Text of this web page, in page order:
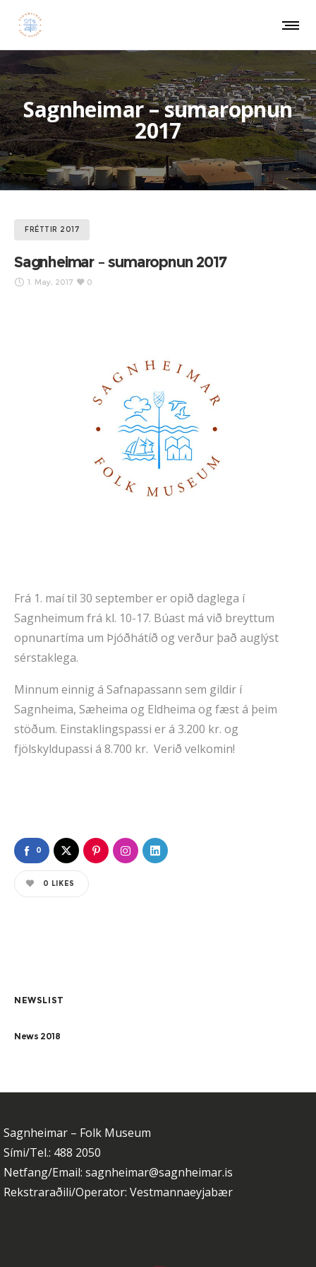
Sagnheimar – sumaropnun
2017
FRÉTTIR 2017
Sagnheimar – sumaropnun 2017
1. May, 2017 0
Frá 1. maí til 30 september er opið daglega í
Sagnheimum frá kl. 10-17. Búast má við breyttum
opnunartíma um Þjóðhátíð og verður það auglýst
sérstaklega.
Minnum einnig á Safnapassann sem gildir í
Sagnheima, Sæheima og Eldheima og fæst á þeim
stöðum. Einstaklingspassi er á 3.200 kr. og
fjölskyldupassi á 8.700 kr. Verið velkomin!
0
0 LIKES
NEWSLIST
News 2018
Sagnheimar – Folk Museum
Sími/Tel.: 488 2050
Netfang/Email: sagnheimar@sagnheimar.is
Rekstraraðili/Operator: Vestmannaeyjabær